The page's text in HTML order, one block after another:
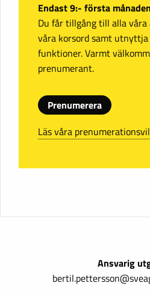
Endast 9:- första månaden
Du får tillgång till alla
våra korsord samt utnyttja
funktioner. Varmt
prenumerant.
Prenumerera
Läs våra
Ansvarig